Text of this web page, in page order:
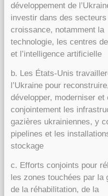
développement de
investir dans des
croissance, notamment la
technologie, les centres
et l’intelligence artificielle
b. Les États-Unis
l’Ukraine pour reconstruire,
développer, moderniser et
conjointement les
gazières ukrainiennes, y
pipelines et les
stockage
c. Efforts conjoints pour
les zones touchées par la
de la réhabilitation, de la